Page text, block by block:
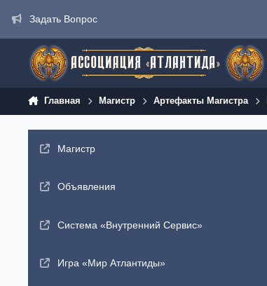
Задать Вопрос
Главная Магистр Артефакты Магистра
Магистр
Объявления
Система «Внутренний Сервис»
Игра «Мир Атлантиды»